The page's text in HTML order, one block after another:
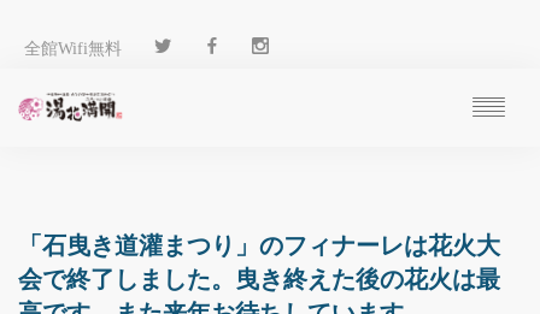
全館Wifi無料
客 室
温 泉
料 理
「石曳き道灌まつり」のフィナーレは花火大
会で終了しました。曳き終えた後の花火は最